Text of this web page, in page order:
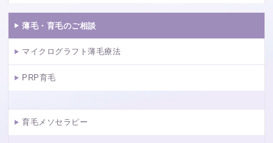
薄毛・育毛のご相談
マイクログラフト薄毛療法
PRP育毛
育毛メソセラピー